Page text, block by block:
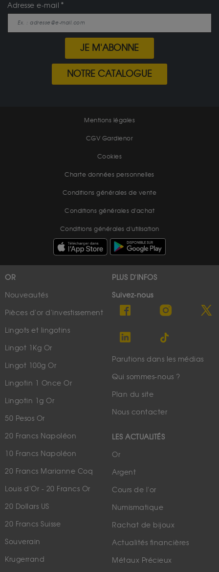
Adresse e-mail
JE M'ABONNE
NOTRE CATALOGUE
Mentions légales
CGV Gardienor
Cookies
Charte données personnelles
Conditions générales de vente
Conditions générales d'achat
Conditions générales d'utilisation
OR
Nouveautés
Pièces d'or d'investissement
Lingots et lingotins
Lingot 1Kg Or
Lingot 100g Or
Lingotin 1 Once Or
Lingotin 1g Or
50 Pesos Or
20 Francs Napoléon
10 Francs Napoléon
20 Francs Marianne Coq
Louis d'Or - 20 Francs Or
20 Dollars US
20 Francs Suisse
Souverain
Krugerrand
PLUS D'INFOS
Suivez-nous
Parutions dans les médias
Qui sommes-nous ?
Plan du site
Nous contacter
LES ACTUALITÉS
Or
Argent
Cours de l'or
Numismatique
Rachat de bijoux
Actualités financières
Métaux Précieux